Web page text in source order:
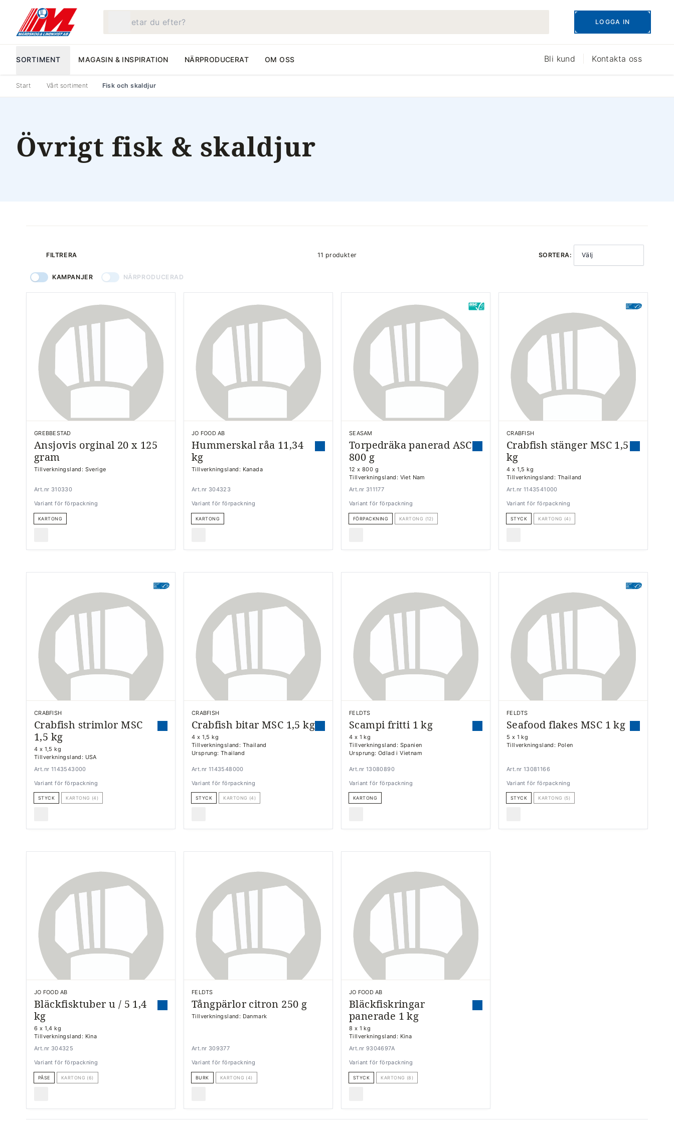
LOGGA IN
SORTIMENT MAGASIN & INSPIRATION NÄRPRODUCERAT OM OSS Bli kund Kontakta oss
Start Vårt sortiment Fisk och skaldjur
Övrigt fisk & skaldjur
FILTRERA 11 produkter SORTERA: Välj
KAMPANJER NÄRPRODUCERAD
GREBBESTAD
Ansjovis orginal 20 x 125
gram
Tillverkningsland: Sverige
Art.nr 310330
Variant för förpackning
KARTONG
JO FOOD AB
Hummerskal råa 11,34
kg
Tillverkningsland: Kanada
Art.nr 304323
Variant för förpackning
KARTONG
SEASAM
Torpedräka panerad ASC
800 g
12 x 800 g
Tillverkningsland: Viet Nam
Art.nr 311177
Variant för förpackning
FÖRPACKNING KARTONG (12)
CRABFISH
Crabfish stänger MSC 1,5
kg
4 x 1,5 kg
Tillverkningsland: Thailand
Art.nr 1143541000
Variant för förpackning
STYCK KARTONG (4)
CRABFISH
Crabfish strimlor MSC
1,5 kg
4 x 1,5 kg
Tillverkningsland: USA
Art.nr 1143543000
Variant för förpackning
STYCK KARTONG (4)
CRABFISH
Crabfish bitar MSC 1,5 kg
4 x 1,5 kg
Tillverkningsland: Thailand
Ursprung: Thailand
Art.nr 1143548000
Variant för förpackning
STYCK KARTONG (4)
FELDTS
Scampi fritti 1 kg
4 x 1 kg
Tillverkningsland: Spanien
Ursprung: Odlad i Vietnam
Art.nr 13080890
Variant för förpackning
KARTONG
FELDTS
Seafood flakes MSC 1 kg
5 x 1 kg
Tillverkningsland: Polen
Art.nr 13081166
Variant för förpackning
STYCK KARTONG (5)
JO FOOD AB
Bläckfisktuber u / 5 1,4
kg
6 x 1,4 kg
Tillverkningsland: Kina
Art.nr 304325
Variant för förpackning
PÅSE KARTONG (6)
FELDTS
Tångpärlor citron 250 g
Tillverkningsland: Danmark
Art.nr 309377
Variant för förpackning
BURK KARTONG (4)
JO FOOD AB
Bläckfiskringar
panerade 1 kg
8 x 1 kg
Tillverkningsland: Kina
Art.nr 9304697A
Variant för förpackning
STYCK KARTONG (8)